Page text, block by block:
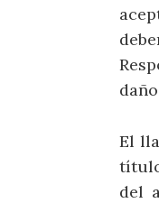
El
del